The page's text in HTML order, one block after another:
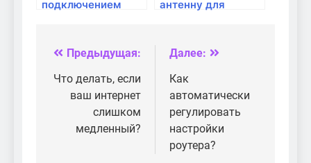
подключением
антенну для
Навигация
по
записям
Предыдущая:
Что делать, если
ваш интернет
слишком
медленный?
Далее:
Как
автоматически
регулировать
настройки
роутера?